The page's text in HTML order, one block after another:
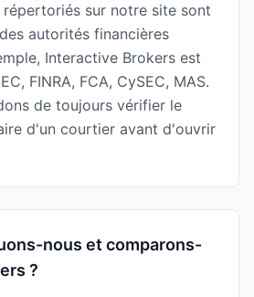
sur notre site sont
autorités financières
Interactive Brokers est
FINRA, FCA, CySEC, MAS.
de toujours vérifier le
d'un courtier avant d'ouvrir
nous et comparons-
?